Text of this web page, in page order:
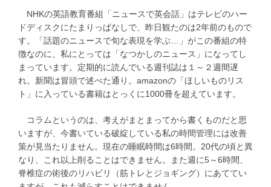
NHKの英語教育番組「ニュースで英会話」はテレビのハー
ドディスクにたまりっぱなしで、昨日観たのは2年前のもので
す。「話題のニュースで旬な表現を学ぶ…」がこの番組の特
徴なのに、私にとっては「なつかしのニュース」になってし
まっています。定期的に読んでいる週刊誌は１～２週間遅
れ。新聞は冒頭で述べた通り。amazonの「ほしいものリス
ト」に入っている書籍はとっくに1000冊を超えています。
コラムというのは、考えがまとまってから書くものだと思
いますが、今書いている破綻している私の時間管理には改善
策が見当たりません。現在の睡眠時間は6時間。20代の頃と異
なり、これ以上削ることはできません。また週に5～6時間、
脊椎症の術後のリハビリ（筋トレとジョギング）にあててい